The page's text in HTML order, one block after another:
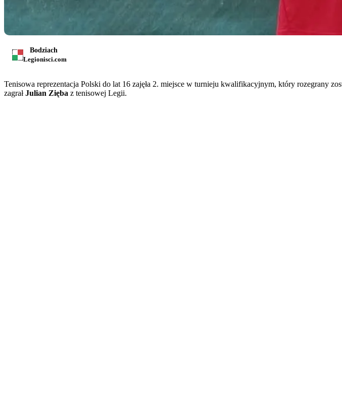
Bodziach
Legionisci.com
Tenisowa reprezentacja Polski do lat 16 zajęła 2. miejsce w turnieju kwalifikacyjnym, który rozegrany
zagrałJulian Zięba z tenisowej Legii.